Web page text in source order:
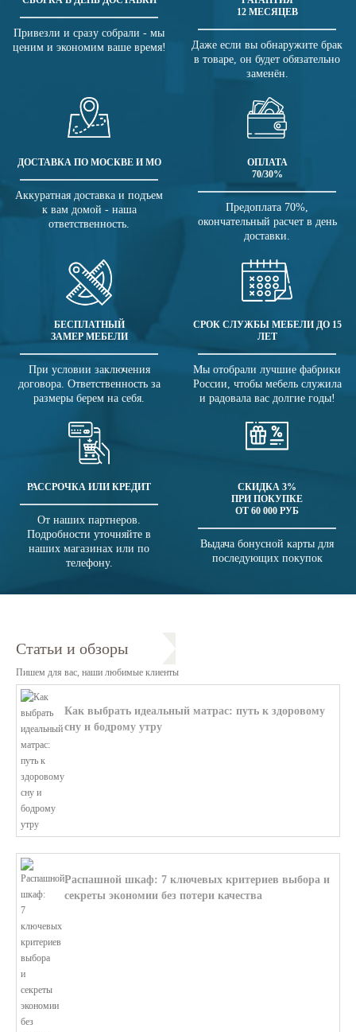
Привезли и сразу собрали - мы
ценим и экономим ваше время!
12 МЕСЯЦЕВ
Даже если вы обнаружите брак
в товаре, он будет обязательно
заменён.
ДОСТАВКА ПО МОСКВЕ И МО
Аккуратная доставка и подъем
к вам домой - наша
ответственность.
ОПЛАТА
70/30%
Предоплата 70%,
окончательный расчет в день
доставки.
БЕСПЛАТНЫЙ
ЗАМЕР МЕБЕЛИ
При условии заключения
договора. Ответственность за
размеры берем на себя.
СРОК СЛУЖБЫ МЕБЕЛИ ДО 15
ЛЕТ
Мы отобрали лучшие фабрики
России, чтобы мебель служила
и радовала вас долгие годы!
РАССРОЧКА ИЛИ КРЕДИТ
От наших партнеров.
Подробности уточняйте в
наших магазинах или по
телефону.
СКИДКА 3%
ПРИ ПОКУПКЕ
ОТ 60 000 РУБ
Выдача бонусной карты для
последующих покупок
Статьи и обзоры
Пишем для вас, наши любимые клиенты
Как выбрать идеальный матрас: путь к здоровому
сну и бодрому утру
Распашной шкаф: 7 ключевых критериев выбора и
секреты экономии без потери качества